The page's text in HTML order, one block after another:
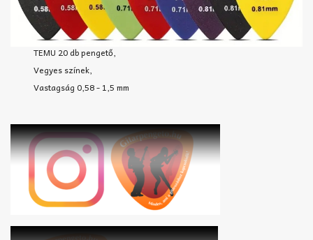
TEMU 20 db pengető,
Vegyes színek,
Vastagság 0,58 - 1,5 mm